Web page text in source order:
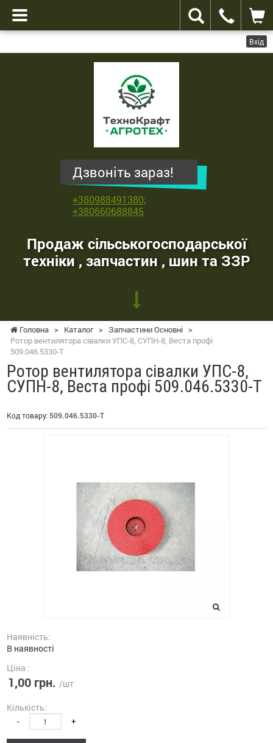
Вхід
сільськогосподарської
Дзвоніть зараз!
+380988491380;
+380660688845
Продаж сільськогосподарської
техніки , запчастин , шин та ЗЗР
Головна > Каталог > Запчастини Основні >
Ротор вентилятора сівалки УПС-8, СУПН-8, Веста профі
509.046.5330-Т
Ротор вентилятора сівалки УПС-8,
СУПН-8, Веста профі 509.046.5330-Т
Код товару: 509.046.5330-Т
Наявність:
В наявності
Ціна :
1,00 грн. /шт
Кількість:
- +